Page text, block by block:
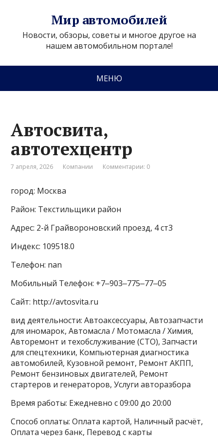
Мир автомобилей
Новости, обзоры, советы и многое другое на
нашем автомобильном портале!
МЕНЮ
Автосвита,
автотехцентр
7 апреля, 2026 Компании Комментарии: 0
город: Москва
Район: Текстильщики район
Адрес: 2-й Грайвороновский проезд, 4 ст3
Индекс: 109518.0
Телефон: nan
Мобильный Телефон: +7‒903‒775‒77‒05
Сайт: http://avtosvita.ru
вид деятельности: Автоаксессуары, Автозапчасти
для иномарок, Автомасла / Мотомасла / Химия,
Авторемонт и техобслуживание (СТО), Запчасти
для спецтехники, Компьютерная диагностика
автомобилей, Кузовной ремонт, Ремонт АКПП,
Ремонт бензиновых двигателей, Ремонт
стартеров и генераторов, Услуги авторазбора
Время работы: Ежедневно с 09:00 до 20:00
Способ оплаты: Оплата картой, Наличный расчёт,
Оплата через банк, Перевод с карты